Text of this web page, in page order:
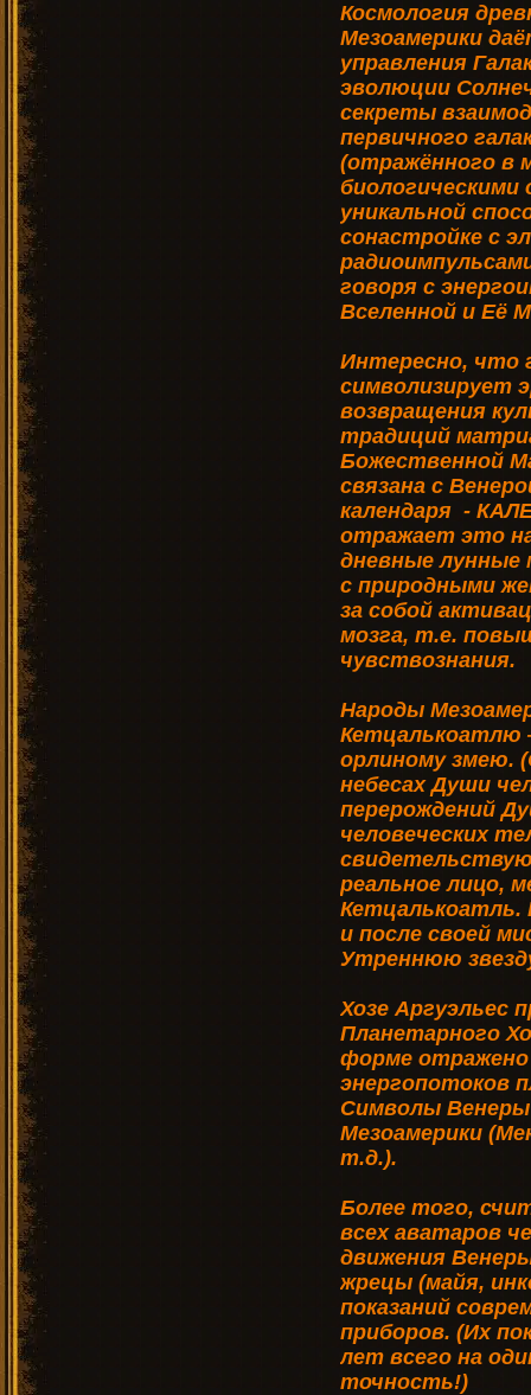
Космология
Мезоамерики
управления
эволюции
секреты
первичного
(отражённого в
биологическими
уникальной
сонастройке с
говоря с
Вселенной и Её
Интересно, что
символизирует
возвращения
традиций
Божественной
связана с
календаря -
отражает это
дневные
с природными
за собой
мозга, т.е.
чувствознания.
Народы
Кетцалькоатлю
орлиному змею.
небесах Души
перерождений
человеческих
реальное лицо,
и после своей
Утреннюю
Хозе Аргуэльес
Планетарного
форме
энергопотоков
Символы Венеры
Мезоамерики
т.д.).
Более того,
всех аватаров
движения
жрецы (майя,
показаний
приборов. (Их
лет всего на
точность!)